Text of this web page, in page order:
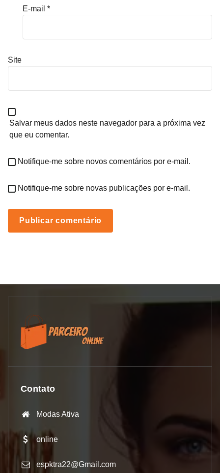
E-mail *
Site
Salvar meus dados neste navegador para a próxima vez
que eu comentar.
Notifique-me sobre novos comentários por e-mail.
Notifique-me sobre novas publicações por e-mail.
Contato
Modas Ativa
online
espktra22@Gmail.com